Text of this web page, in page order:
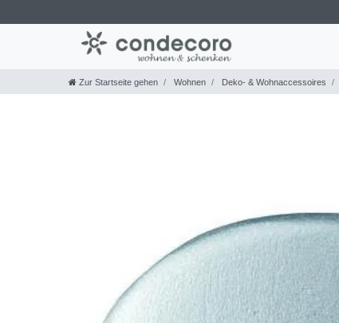
Zur Startseite gehen Wohnen Deko- & Wohnaccessoires